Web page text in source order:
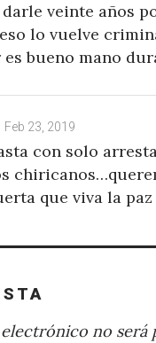
veinte años
lo vuelve
bueno mano
Feb 23, 2019
con solo
que viva la
no será